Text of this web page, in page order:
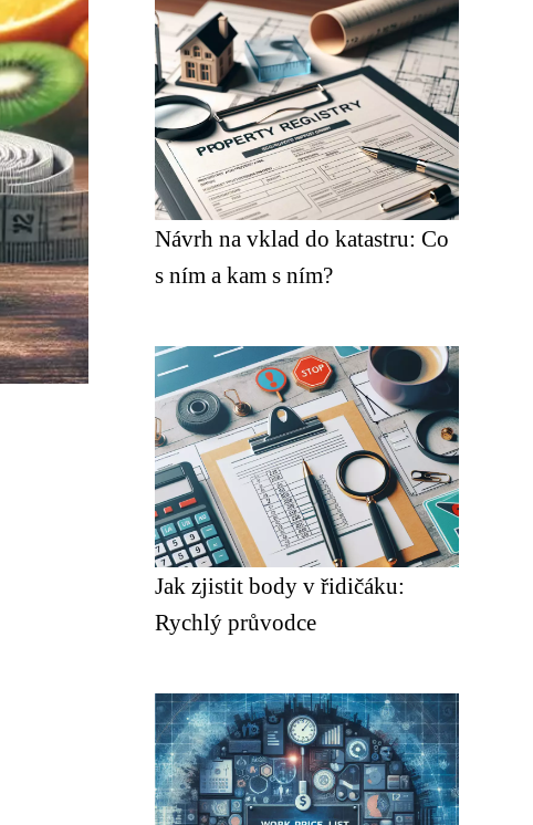
Návrh na vklad do katastru: Co
s ním a kam s ním?
Jak zjistit body v řidičáku:
Rychlý průvodce